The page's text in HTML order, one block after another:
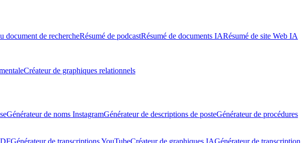
document de rechercheRésumé de podcastRésumé de documents IARésumé de site Web IA
Créateur de graphiques relationnels
Générateur de noms InstagramGénérateur de descriptions de posteGénérateur de procédures
Générateur de transcriptions YouTubeCréateur de graphiques IAGénérateur de transcription